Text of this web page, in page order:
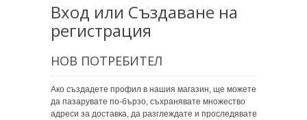
Вход или Създаване на
регистрация
НОВ ПОТРЕБИТЕЛ
Ако създадете профил в нашия магазин, ще можете
да пазарувате по-бързо, съхранявате множество
адреси за доставка, да разглеждате и проследявате